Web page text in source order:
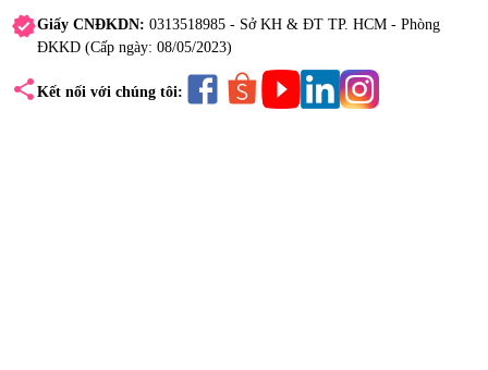
verifiedGiấy CNĐKDN: 0313518985 - Sở KH & ĐT TP. HCM - Phòng
ĐKKD (Cấp ngày: 08/05/2023)
share Kết nối với chúng tôi: